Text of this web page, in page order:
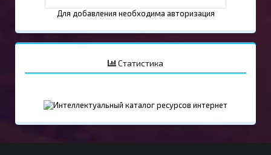
Для добавления необходима авторизация
Статистика